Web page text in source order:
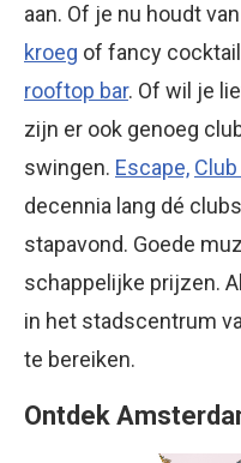
aan. Of je nu houdt
kroeg of fancy
rooftop bar. Of wil je
zijn er ook genoeg
swingen. Escape,
decennia lang dé
stapavond. Goede
schappelijke prijzen.
in het stadscentrum
te bereiken.
Ontdek